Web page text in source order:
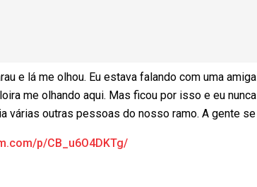
e lá me olhou. Eu estava falando com uma
me olhando aqui. Mas ficou por isso e eu
várias outras pessoas do nosso ramo. A gente
p/CB_u6O4DKTg/